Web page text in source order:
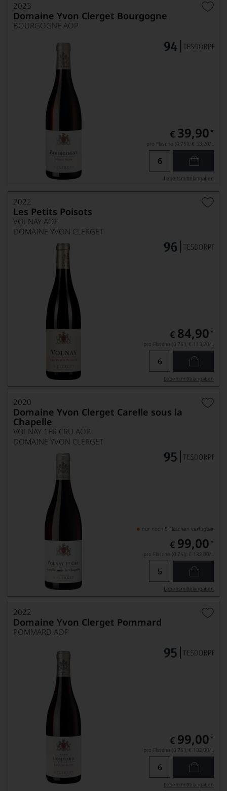
2023
Domaine Yvon Clerget Bourgogne
BOURGOGNE AOP
€ 39,90 *
pro Flasche (0.75l), € 53,20/L
Lebensmittel­angaben
2022
Les Petits Poisots
VOLNAY AOP
DOMAINE YVON CLERGET
€ 84,90 *
pro Flasche (0.75l), € 113,20/L
Lebensmittel­angaben
2020
Domaine Yvon Clerget Carelle sous la
Chapelle
VOLNAY 1ER CRU AOP
DOMAINE YVON CLERGET
nur noch 5 Flaschen verfügbar
€ 99,00 *
pro Flasche (0.75l), € 132,00/L
Lebensmittel­angaben
2022
Domaine Yvon Clerget Pommard
POMMARD AOP
€ 99,00 *
pro Flasche (0.75l), € 132,00/L
Lebensmittel­angaben